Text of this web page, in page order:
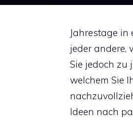
Jahrestage in
jeder andere,
Sie jedoch zu
welchem Sie
Ideen nach